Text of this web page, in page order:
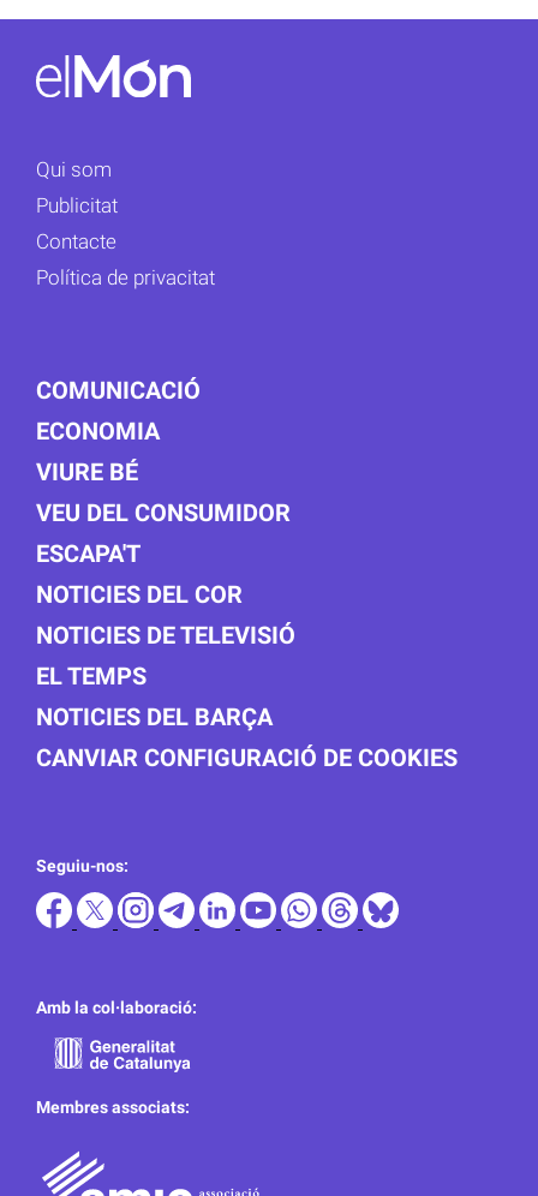
Qui som
Publicitat
Contacte
Política de privacitat
COMUNICACIÓ
ECONOMIA
VIURE BÉ
VEU DEL CONSUMIDOR
ESCAPA'T
NOTICIES DEL COR
NOTICIES DE TELEVISIÓ
EL TEMPS
NOTICIES DEL BARÇA
CANVIAR CONFIGURACIÓ DE COOKIES
Seguiu-nos:
Amb la col·laboració:
Membres associats: